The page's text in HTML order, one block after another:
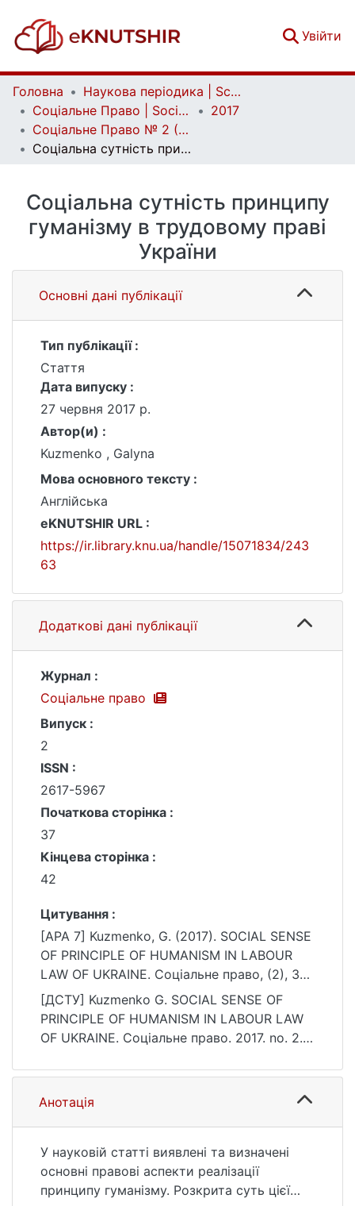
Увійти
Головна
Наукова періодика | Scientific periodicals
Соціальне Право | Social Law
2017
Соціальне Право № 2 (2017)
Соціальна сутність принципу гуманізму в трудовому праві України
Соціальна сутність принципу
гуманізму в трудовому праві
України
Основні дані публікації
Тип публікації :
Стаття
Дата випуску :
27 червня 2017 р.
Автор(и) :
Kuzmenko , Galyna
Мова основного тексту :
Англійська
eKNUTSHIR URL :
https://ir.library.knu.ua/handle/15071834/243
63
Додаткові дані публікації
Журнал :
Соціальне право
Випуск :
2
ISSN :
2617-5967
Початкова сторінка :
37
Кінцева сторінка :
42
Цитування :
[APA 7] Kuzmenko, G. (2017). SOCIAL SENSE
OF PRINCIPLE OF HUMANISM IN LABOUR
LAW OF UKRAINE. Соціальне право, (2), 37–
42.
https://ir.library.knu.ua/handle/15071834/243
63
[ДСТУ] Kuzmenko G. SOCIAL SENSE OF
PRINCIPLE OF HUMANISM IN LABOUR LAW
OF UKRAINE. Соціальне право. 2017. no. 2.
https://ir.library.knu.ua/handle/15071834/243
63 (date of access: 25.07.2026).
Анотація
У науковій статті виявлені та визначені
основні правові аспекти реалізації
принципу гуманізму. Розкрита суть цієї